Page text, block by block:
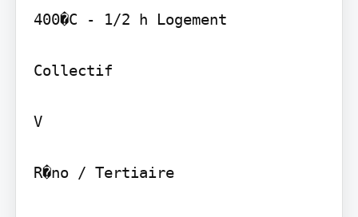
400�C - 1/2 h Logement
Collectif
V
R�no / Tertiaire